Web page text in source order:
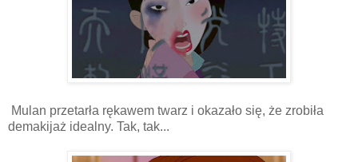
Mulan przetarła rękawem twarz i okazało się, że zrobiła
demakijaż idealny. Tak, tak...